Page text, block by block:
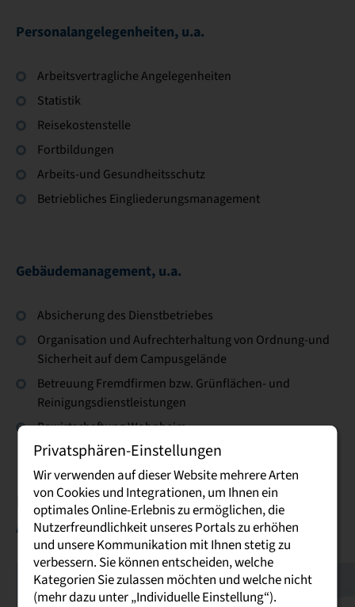
Personalangelegenheiten, u.a.
Arbeitsvertragliche Angelegenheiten
Statistik
Reisekostenstelle
Fortbildungen
Arbeits-und Gesundheitsschutz
Betriebliches Eingliederungsmanagement
Gebäudemanagement, u.a.
Absicherung des Dienstbetriebes
Organisation und Aufrechterhaltung von Ordnung-und
Sicherheit auf dem Campusgelände
Betreuung Fremdfirmen bzw. Grünflächen- und
Reinigungsdienstleistungen
Bewirtschaftung Wohnheim
Ihre Ansprechpartner und
Ansprechpartnerinnen
Privatsphären-Einstellungen
Wir verwenden auf dieser Website mehrere Arten
von Cookies und Integrationen, um Ihnen ein
optimales Online-Erlebnis zu ermöglichen, die
Nutzerfreundlichkeit unseres Portals zu erhöhen
und unsere Kommunikation mit Ihnen stetig zu
verbessern. Sie können entscheiden, welche
Kategorien Sie zulassen möchten und welche nicht
(mehr dazu unter „Individuelle Einstellung“).